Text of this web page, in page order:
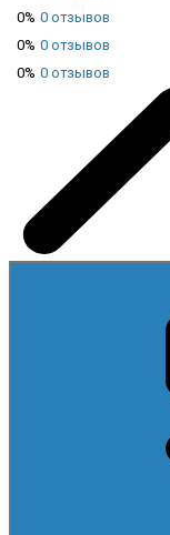
0% 0 отзывов
0% 0 отзывов
0% 0 отзывов